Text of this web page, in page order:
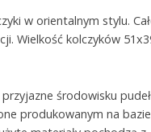
w orientalnym stylu.
Wielkość kolczyków
środowisku
produkowanym na